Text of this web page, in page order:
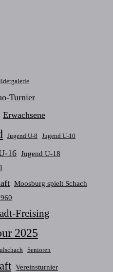
Turnier
Erwachsene
Jugend U-8 Jugend U-10
16 Jugend U-18
Moosburg spielt Schach
Freising
2025
Senioren
Vereinsturnier